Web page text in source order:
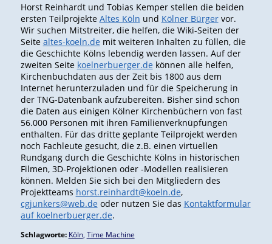
Horst Reinhardt und Tobias Kemper stellen die beiden
ersten Teilprojekte Altes Köln und Kölner Bürgervor.
Wir suchen Mitstreiter, die helfen, die Wiki-Seiten der
Seite altes-koeln.de mit weiteren Inhalten zu füllen, die
die Geschichte Kölns lebendig werden lassen. Auf der
zweiten Seite koelnerbuerger.de können alle helfen,
Kirchenbuchdaten aus der Zeit bis 1800 aus dem
Internet herunterzuladen und für die Speicherung in
der TNG-Datenbank aufzubereiten. Bisher sind schon
die Daten aus einigen Kölner Kirchenbüchern von fast
56.000 Personen mit ihren Familienverknüpfungen
enthalten. Für das dritte geplante Teilprojekt werden
noch Fachleute gesucht, die z.B. einen virtuellen
Rundgang durch die Geschichte Kölns in historischen
Filmen, 3D-Projektionen oder -Modellen realisieren
können. Melden Sie sich bei den Mitgliedern des
Projektteams horst.reinhardt@koeln.de,
cgjunkers@web.de oder nutzen Sie das Kontaktformular
auf koelnerbuerger.de.
Schlagworte: Köln, Time Machine